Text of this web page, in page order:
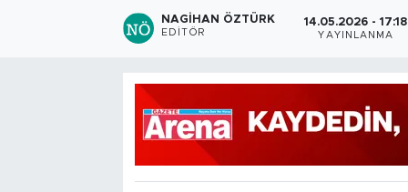
NAGIHAN ÖZTÜRK
EDITÖR
14.05.2026 - 17:18
YAYINLANMA
Son Dakika Haberleri